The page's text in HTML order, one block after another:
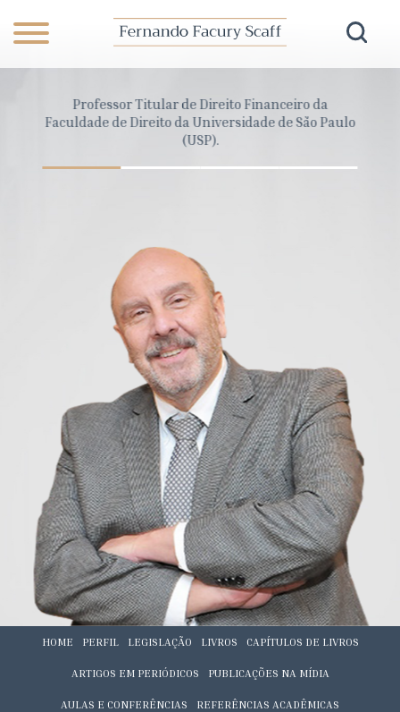
Professor Titular de Direito Financeiro da
Faculdade de Direito da Universidade de São Paulo
(USP).
HOME PERFIL LEGISLAÇÃO LIVROS CAPÍTULOS DE LIVROS
ARTIGOS EM PERIÓDICOS PUBLICAÇÕES NA MÍDIA
AULAS E CONFERÊNCIAS REFERÊNCIAS ACADÊMICAS